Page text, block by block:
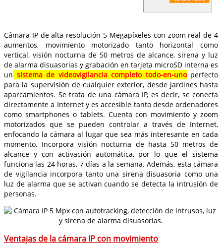
Cámara IP de alta resolución 5 Megapíxeles con zoom real de 4
aumentos, movimiento motorizado tanto horizontal como
vertical, visión nocturna de 50 metros de alcance, sirena y luz
de alarma disuasorias y grabación en tarjeta microSD interna es
un sistema de videovigilancia completo todo-en-unoperfecto
para la supervisión de cualquier exterior, desde jardines hasta
aparcamientos. Se trata de una cámara IP, es decir, se conecta
directamente a Internet y es accesible tanto desde ordenadores
como smartphones o tablets. Cuenta con movimiento y zoom
motorizados que se pueden controlar a través de Internet,
enfocando la cámara al lugar que sea más interesante en cada
momento. Incorpora visión nocturna de hasta 50 metros de
alcance y con activación automática, por lo que el sistema
funciona las 24 horas, 7 días a la semana. Además, esta cámara
de vigilancia incorpora tanto una sirena disuasoria como una
luz de alarma que se activan cuando se detecta la intrusión de
personas.
Ventajas de la cámara IP con movimiento